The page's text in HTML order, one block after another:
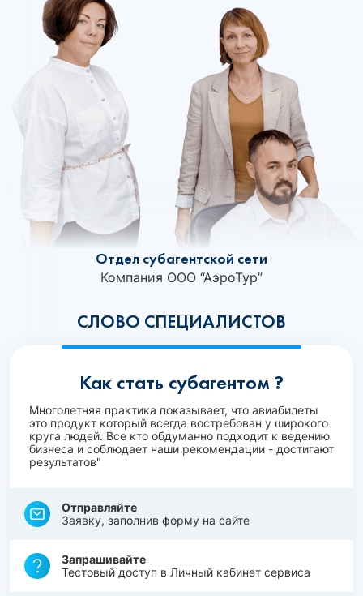
СЛОВО СПЕЦИАЛИСТОВ
Отдел субагентской сети
Компания ООО “АэроТур”
Как стать субагентом ?
Многолетняя практика показывает, что авиабилеты
это продукт который всегда востребован у широкого
круга людей. Все кто обдуманно подходит к ведению
бизнеса и соблюдает наши рекомендации - достигают
результатов"
Отправляйте
Заявку, заполнив форму на сайте
Запрашивайте
Тестовый доступ в Личный кабинет сервиса